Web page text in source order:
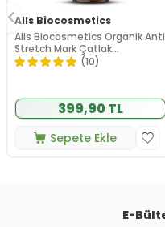
Alls Biocosmetics
Alls Biocosmetics Organik Anti
Stretch Mark Çatlak
Önlemeye Yardımcı Jel 350 ml
(10)
399,90 TL
Sepete Ekle
E-